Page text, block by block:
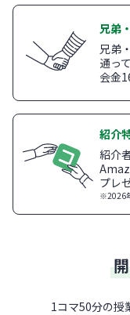
兄弟
兄弟
通っ
会金
紹介
紹介
プレ
※2026
1コマ50分の授